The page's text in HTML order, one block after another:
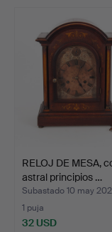
RELOJ DE MESA,
astral principios …
Subastado 10 may
1 puja
32 USD